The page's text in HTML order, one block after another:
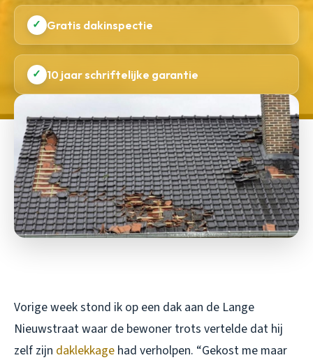
✓ Gratis dakinspectie
✓ 10 jaar schriftelijke garantie
Vorige week stond ik op een dak aan de Lange
Nieuwstraat waar de bewoner trots vertelde dat hij
zelf zijn daklekkage had verholpen. “Gekost me maar